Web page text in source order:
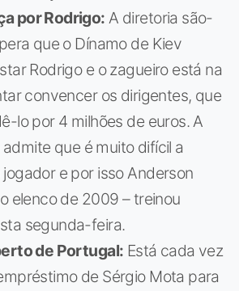
por Rodrigo: A diretoria são-
que o Dínamo de Kiev
Rodrigo e o zagueiro está na
convencer os dirigentes, que
lo por 4 milhões de euros. A
que é muito difícil a
e por isso Anderson
elenco de 2009 – treinou
segunda-feira.
de Portugal: Está cada vez
de Sérgio Mota para